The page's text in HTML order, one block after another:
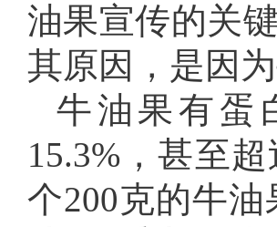
油果宣传的关
其原因，是因
牛油果有蛋
15.3%，甚至
个200克的牛